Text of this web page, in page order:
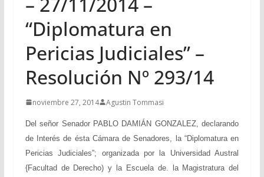
“Diplomatura en
Pericias Judiciales” –
Resolución Nº 293/14
noviembre 27, 2014 Agustin Tommasi
Del señor Senador PABLO DAMIÁN GONZALEZ, declarando
de Interés de ésta Cámara de Senadores, la “Diplomatura en
Pericias Judiciales”; organizada por la Universidad Austral
{Facultad de Derecho) y la Escuela de. la Magistratura del